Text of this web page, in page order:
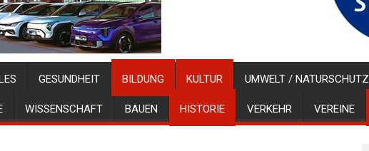
GESUNDHEIT BILDUNG KULTUR UMWELT / NATURSCHUTZ
WISSENSCHAFT BAUEN HISTORIE VERKEHR VEREINE